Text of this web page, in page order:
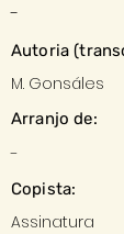
-
Autoria
M. Gonsáles
Arranjo de:
-
Copista:
Assinatura